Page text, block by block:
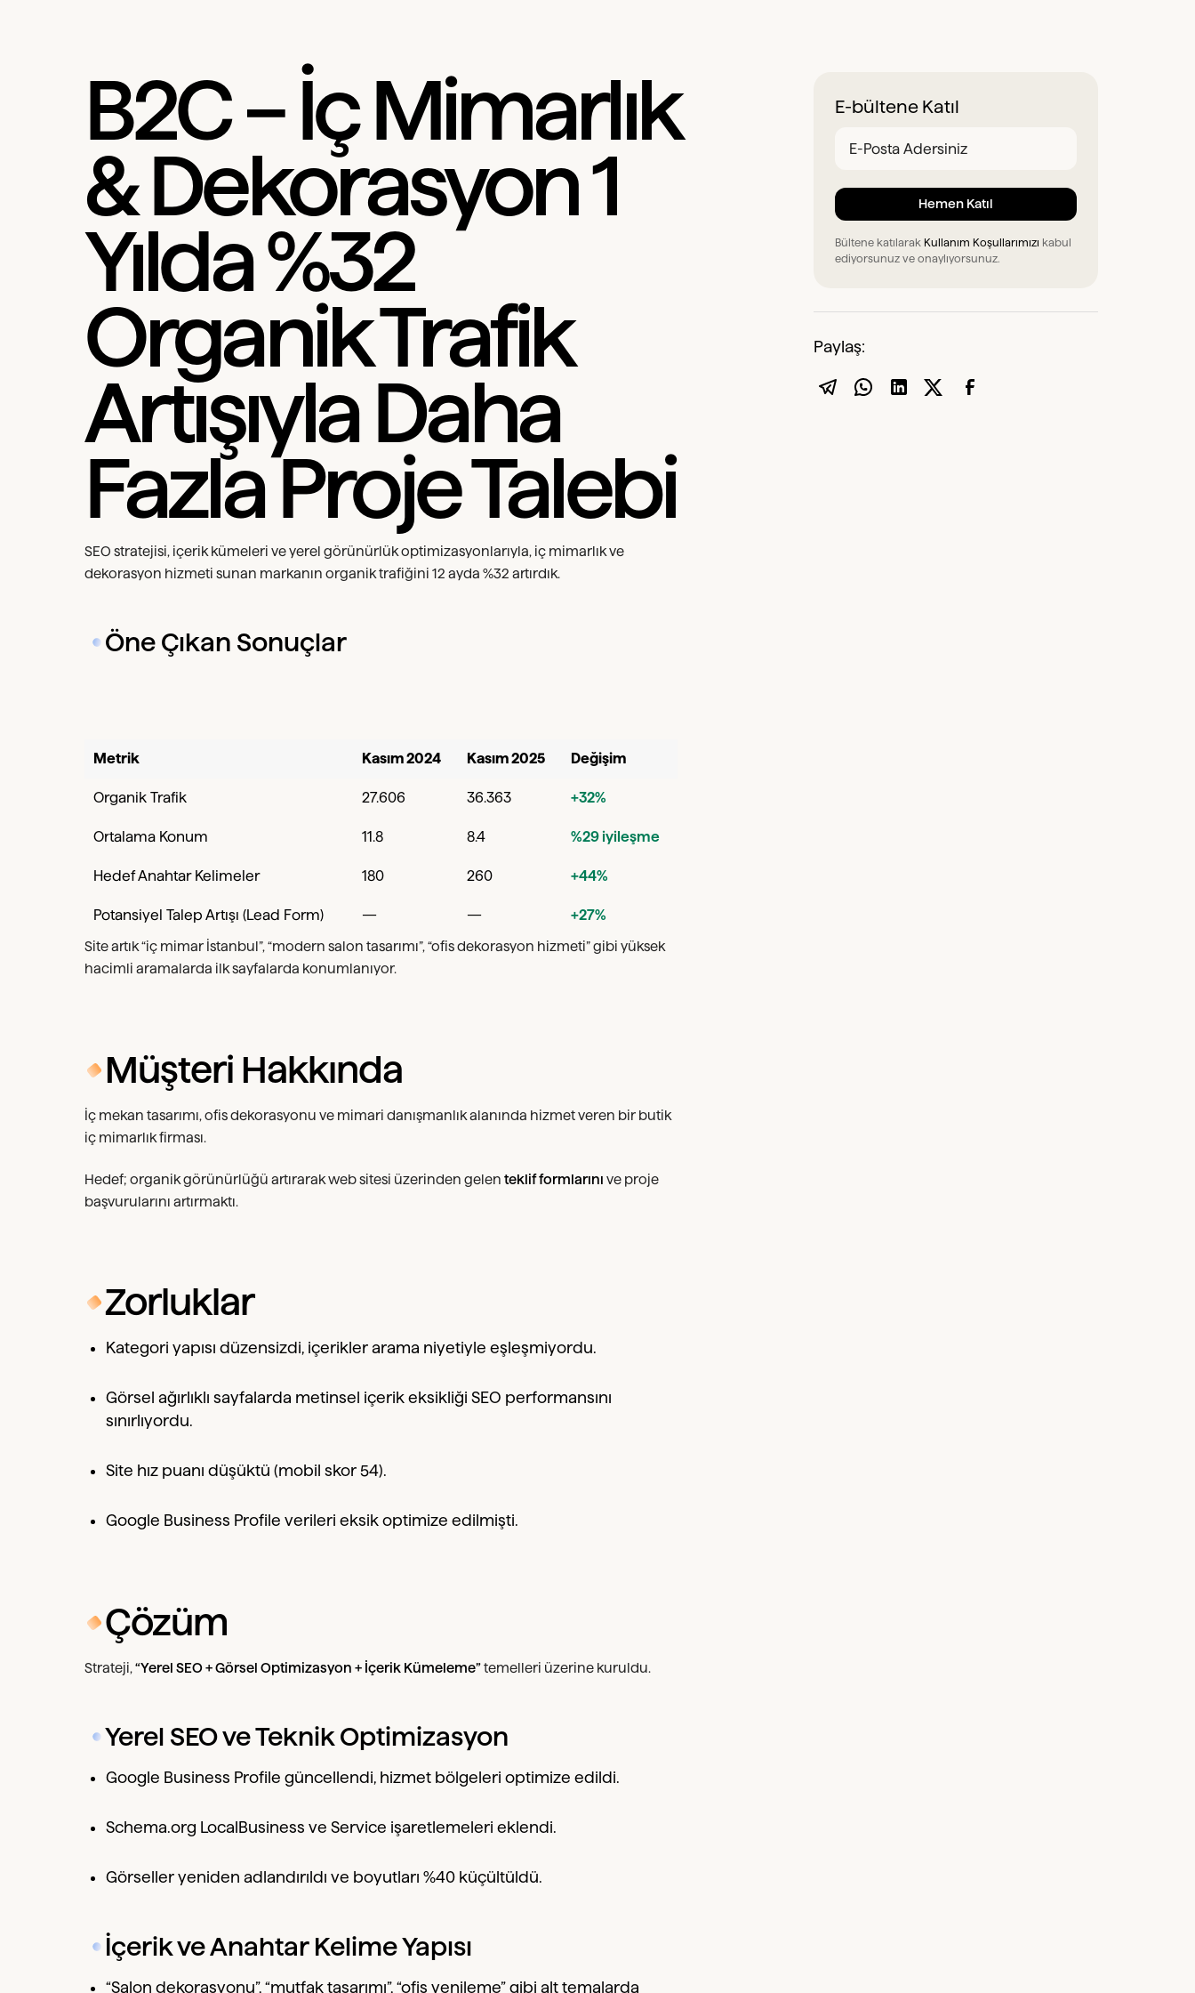
B2C – İç Mimarlık
& Dekorasyon 1
Yılda %32
Organik Trafik
Artışıyla Daha
Fazla Proje Talebi
SEO stratejisi, içerik kümeleri ve yerel görünürlük optimizasyonlarıyla, iç mimarlık ve
dekorasyon hizmeti sunan markanın organik trafiğini 12 ayda %32 artırdık.
Öne Çıkan Sonuçlar
Metrik Kasım 2024 Kasım 2025 Değişim
Organik Trafik 27.606 36.363 +32%
Ortalama Konum 11.8 8.4 %29 iyileşme
Hedef Anahtar Kelimeler 180 260 +44%
Potansiyel Talep Artışı (Lead Form) — — +27%
Site artık “iç mimar İstanbul”, “modern salon tasarımı”, “ofis dekorasyon hizmeti” gibi yüksek
hacimli aramalarda ilk sayfalarda konumlanıyor.
Müşteri Hakkında
İç mekan tasarımı, ofis dekorasyonu ve mimari danışmanlık alanında hizmet veren bir butik
iç mimarlık firması.
Hedef; organik görünürlüğü artırarak web sitesi üzerinden gelenteklif formlarını ve proje
başvurularını artırmaktı.
Zorluklar
Kategori yapısı düzensizdi, içerikler arama niyetiyle eşleşmiyordu.
Görsel ağırlıklı sayfalarda metinsel içerik eksikliği SEO performansını
sınırlıyordu.
Site hız puanı düşüktü (mobil skor 54).
Google Business Profile verileri eksik optimize edilmişti.
Çözüm
Strateji,“Yerel SEO + Görsel Optimizasyon + İçerik Kümeleme”temelleri üzerine kuruldu.
Yerel SEO ve Teknik Optimizasyon
Google Business Profile güncellendi, hizmet bölgeleri optimize edildi.
Schema.org LocalBusiness ve Service işaretlemeleri eklendi.
Görseller yeniden adlandırıldı ve boyutları %40 küçültüldü.
İçerik ve Anahtar Kelime Yapısı
“Salon dekorasyonu”, “mutfak tasarımı”, “ofis yenileme” gibi alt temalarda
E-bültene Katıl
Bültene katılarak Kullanım Koşullarımızı kabul
ediyorsunuz ve onaylıyorsunuz.
Paylaş: